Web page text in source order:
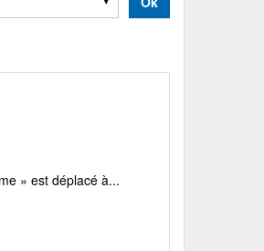
» est déplacé à...